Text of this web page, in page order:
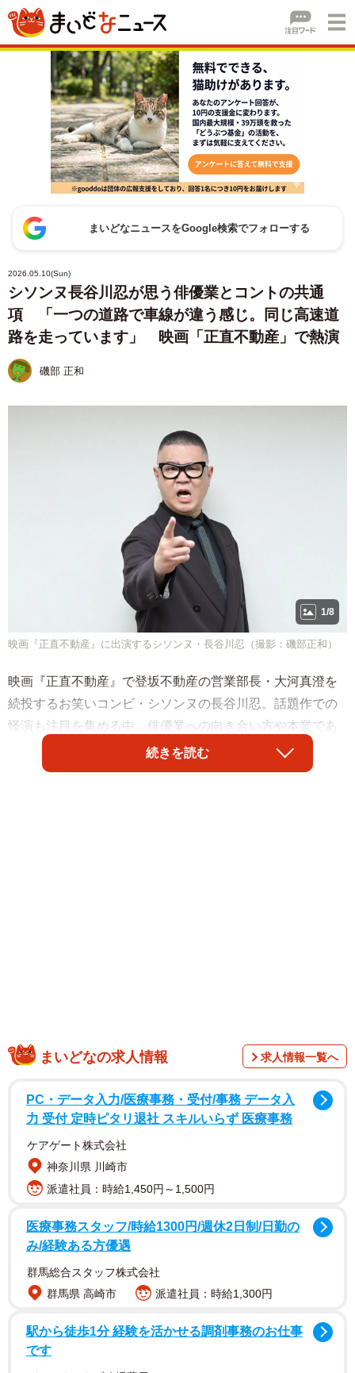
まいどなニュースをGoogle検索でフォローする
2026.05.10(Sun)
シソンヌ長谷川忍が思う俳優業とコントの共通
項 「一つの道路で車線が違う感じ。同じ高速道
路を走っています」 映画「正直不動産」で熱演
磯部 正和
1/8
映画『正直不動産』に出演するシソンヌ・長谷川忍（撮影：磯部正和）
映画『正直不動産』で登坂不動産の営業部長・大河真澄を
続投するお笑いコンビ・シソンヌの長谷川忍。話題作での
怪演も注目を集める中、俳優業への向き合い方や本業であ
るコントとの相乗効果について聞いた。
「あんまり自分は違うという意識はないですね。コントも
演技なので、意外と脚本の意図を汲んでやっているつもり
です。『正直不動産』においては、ちょっとおっちょこち
れている……みたいな部分を意識して。でも一応、部長と
しての威厳を保てるような演技ですかね。脚本からはみ出
さないというのは意識しています」
き、胸の内に固く決めているひとつのルールがあるとい
続きを読む
まいどなの求人情報 求人情報一覧へ
PC・データ入力/医療事務・受付/事務 データ入
力 受付 定時ピタリ退社 スキルいらず 医療事務
ケアゲート株式会社
神奈川県 川崎市
派遣社員：時給1,450円～1,500円
医療事務スタッフ/時給1300円/週休2日制/日勤の
み/経験ある方優遇
群馬総合スタッフ株式会社
群馬県 高崎市
派遣社員：時給1,300円
駅から徒歩1分 経験を活かせる調剤事務のお仕事
です